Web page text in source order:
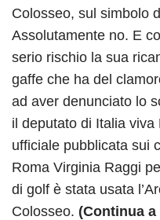
Colosseo, sul simbolo
Assolutamente no. E
serio rischio la sua
gaffe che ha del
ad aver denunciato lo
il deputato di Italia
ufficiale pubblicata sui
Roma Virginia Raggi
di golf è stata usata
Colosseo. (Continua